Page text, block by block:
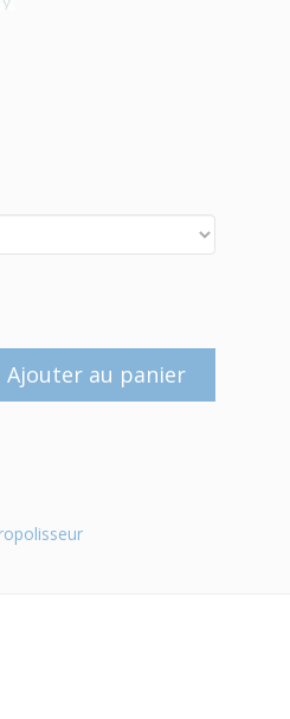
Ajouter au panier